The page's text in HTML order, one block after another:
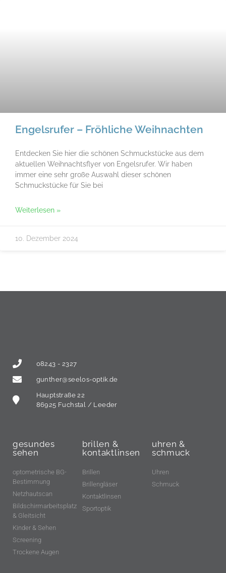
Engelsrufer – Fröhliche Weihnachten
Entdecken Sie hier die schönen Schmuckstücke aus dem
aktuellen Weihnachtsflyer von Engelsrufer. Wir haben
immer eine sehr große Auswahl dieser schönen
Schmuckstücke für Sie bei
Weiterlesen »
10. Dezember 2024
08243 - 2327
gunther@seelos-optik.de
Hauptstraße 22
86925 Fuchstal / Leeder
gesundes
sehen
optometrische BG-
Bestimmung
Netzhautscan
Bildschirmarbeitsplatz
& Gleitsicht
Kinder & Sehen
Screening
Trockene Augen
brillen &
kontaktlinsen
Brillen
Brillengläser
Kontaktlinsen
Sportoptik
uhren &
schmuck
Uhren
Schmuck